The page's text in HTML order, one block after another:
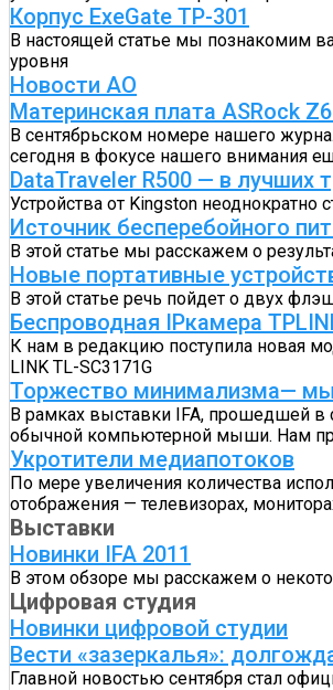
Корпус ExeGate TP-301
В настоящей статье мы познакомим
уровня
Новости АО
Материнская плата ASRock
В сентябрьском номере нашего
сегодня в фокусе нашего внимания
DataTraveler R500 — в лучших
Устройства от Kingston неоднократно
Источник бесперебойного
В этой статье мы расскажем о
Новые портативные
В этой статье речь пойдет о двух
Беспроводная IPкамера
К нам в редакцию поступила новая
LINK TL-SC3171G
Торжество минимализма—
В рамках выставки IFA, прошедшей в
обычной компьютерной мыши. Нам
Укротители медиапотоков
По мере увеличения количества
отображения — телевизорах,
Выставки
Новинки IFA 2011
В этом обзоре мы расскажем о
Цифровая студия
Новинки цифровой студии
Вести «зазеркалья»:
Главной новостью сентября стал